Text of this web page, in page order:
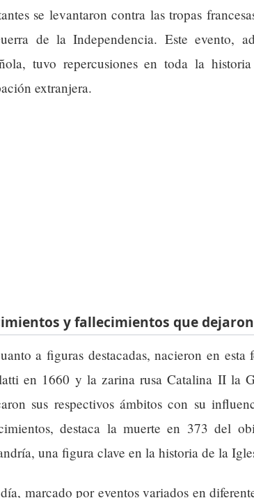
se levantaron contra las tropas
de la Independencia. Este evento,
tuvo repercusiones en toda la
extranjera.
y fallecimientos que
a figuras destacadas, nacieron en
en 1660 y la zarina rusa Catalina II la
sus respectivos ámbitos con su
destaca la muerte en 373 del
una figura clave en la historia de la
marcado por eventos variados en